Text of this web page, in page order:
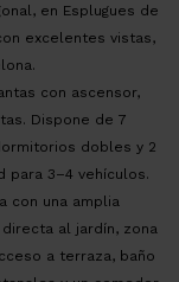
en Esplugues de
excelentes vistas,
con ascensor,
Dispone de 7
dobles y 2
para 3–4 vehículos.
con una amplia
al jardín, zona
a terraza, baño